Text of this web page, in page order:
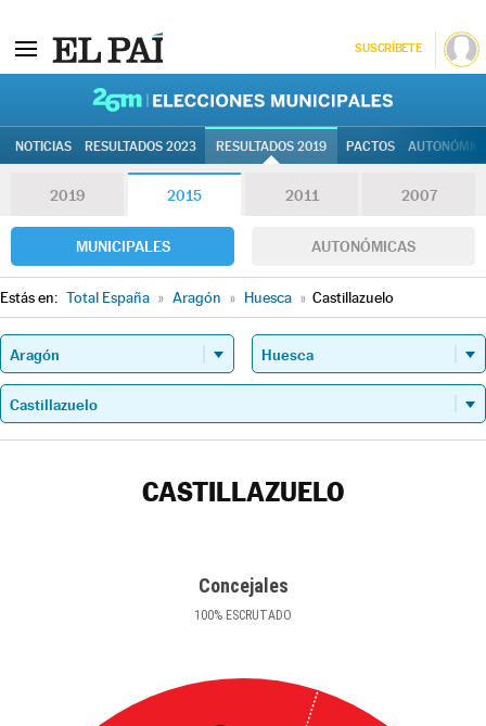
SUSCRÍBETE
NOTICIAS RESULTADOS 2023 RESULTADOS 2019 PACTOS
2019 2015 2011 2007
MUNICIPALES AUTONÓMICAS
Estás en: Total España » Aragón » Huesca » Castillazuelo
CASTILLAZUELO
Concejales
100% ESCRUTADO